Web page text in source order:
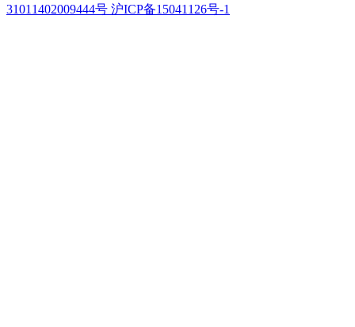
31011402009444号 沪ICP备15041126号-1